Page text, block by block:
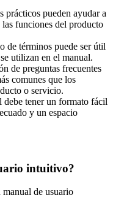
prácticos pueden ayudar a
funciones del producto
de términos puede ser útil
utilizan en el manual.
de preguntas frecuentes
comunes que los
o servicio.
debe tener un formato fácil
y un espacio
intuitivo?
de usuario